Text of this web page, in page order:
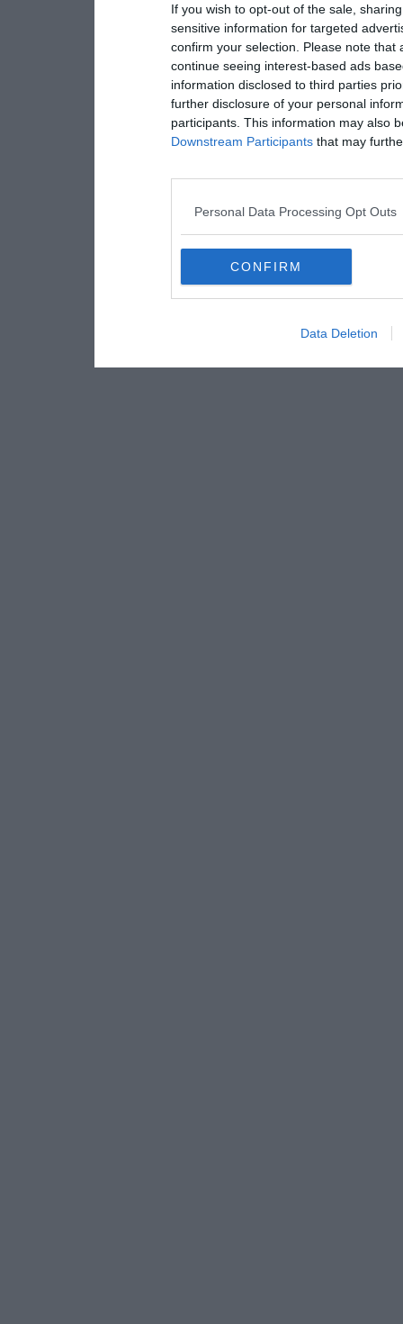
If you wish to opt-out of the sale,
sensitive information for targeted
confirm your selection. Please note
continue seeing interest-based ads
information disclosed to third parties
further disclosure of your personal
participants. This information may also
Downstream Participants that may
Personal Data Processing Opt Outs
CONFIRM
Data Deletion